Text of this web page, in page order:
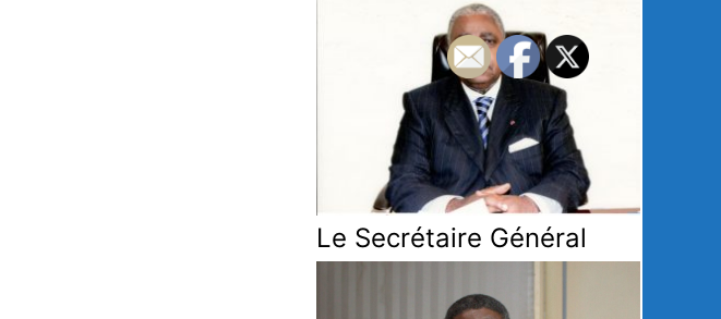
Le Secrétaire Général